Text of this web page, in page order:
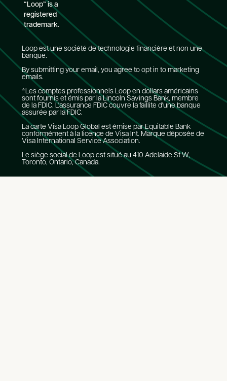
“Loop” is a
registered
trademark.
Loop est une société de technologie financière et non une
banque.
By submitting your email, you agree to opt in to marketing
emails.
*Les comptes professionnels Loop en dollars américains
sont fournis et émis par la Lincoln Savings Bank, membre
de la FDIC. L'assurance FDIC couvre la faillite d'une banque
assurée par la FDIC.
La carte Visa Loop Global est émise par Equitable Bank
conformément à la licence de Visa Int. Marque déposée de
Visa International Service Association.
Le siège social de Loop est situé au 410 Adelaide St W,
Toronto, Ontario, Canada.